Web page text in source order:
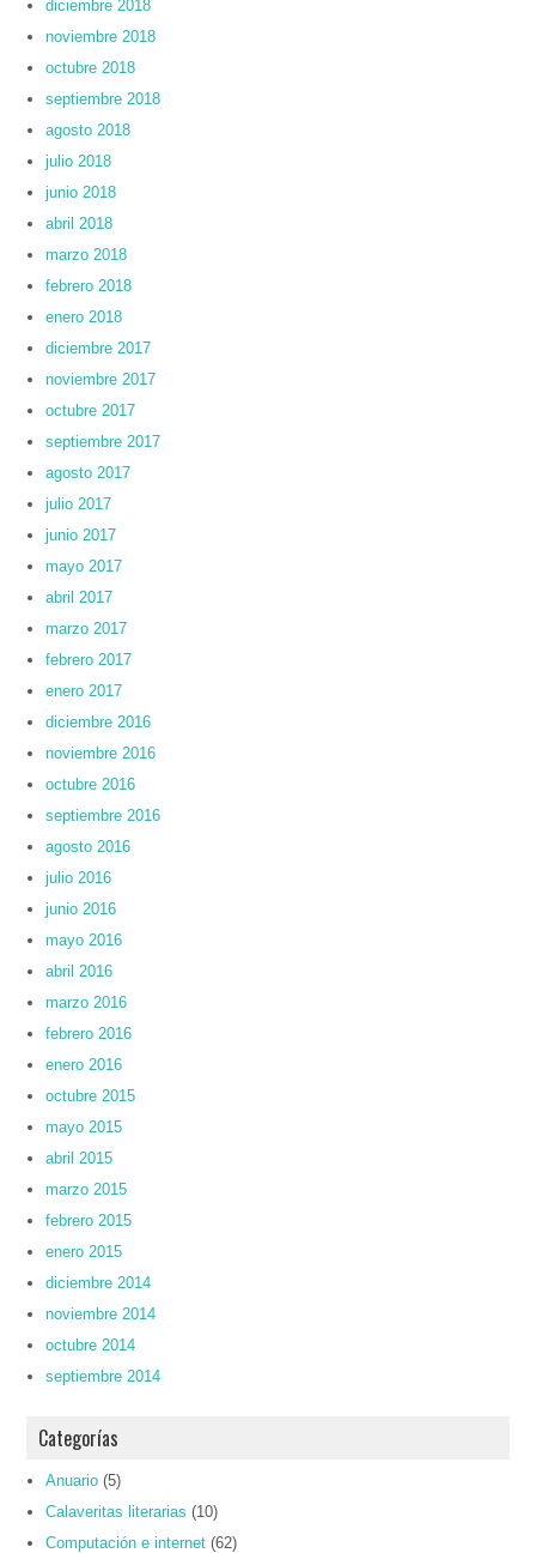
diciembre 2018
noviembre 2018
octubre 2018
septiembre 2018
agosto 2018
julio 2018
junio 2018
abril 2018
marzo 2018
febrero 2018
enero 2018
diciembre 2017
noviembre 2017
octubre 2017
septiembre 2017
agosto 2017
julio 2017
junio 2017
mayo 2017
abril 2017
marzo 2017
febrero 2017
enero 2017
diciembre 2016
noviembre 2016
octubre 2016
septiembre 2016
agosto 2016
julio 2016
junio 2016
mayo 2016
abril 2016
marzo 2016
febrero 2016
enero 2016
octubre 2015
mayo 2015
abril 2015
marzo 2015
febrero 2015
enero 2015
diciembre 2014
noviembre 2014
octubre 2014
septiembre 2014
Categorías
Anuario (5)
Calaveritas literarias (10)
Computación e internet (62)